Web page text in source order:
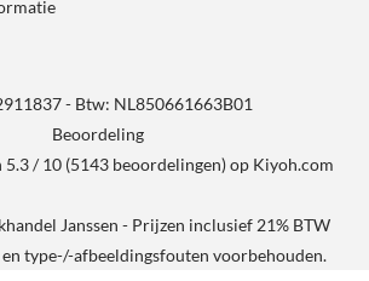
- Btw: NL850661663B01
Beoordeling
5.3/10 (5143 beoordelingen) op Kiyoh.com
Janssen - Prijzen inclusief 21% BTW
type-/-afbeeldingsfouten voorbehouden.